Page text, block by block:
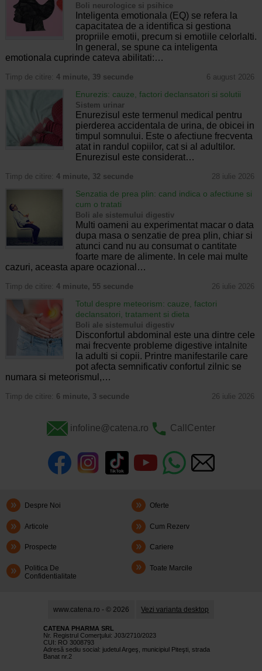
Boli neurologice si psihice
Inteligenta emotionala (EQ) se refera la
capacitatea de a identifica si gestiona
propriile emotii, precum si emotiile celorlalti.
In general, se spune ca inteligenta
emotionala cuprinde cateva abilitati:…
Timp de citire: 4 minute, 39 secunde 6 august 2026
Enurezis: cauze, factori declansatori si solutii
Sistem urinar
Enurezisul este termenul medical pentru
pierderea accidentala de urina, de obicei in
timpul somnului. Este o afectiune frecventa
atat in randul copiilor, cat si al adultilor.
Enurezisul este considerat…
Timp de citire: 4 minute, 32 secunde 28 iulie 2026
Senzatia de prea plin: cand indica o afectiune si
cum o tratati
Boli ale sistemului digestiv
Multi oameni au experimentat macar o data
dupa masa o senzatie de prea plin, chiar si
atunci cand nu au consumat o cantitate
foarte mare de alimente. In cele mai multe
cazuri, aceasta apare ocazional…
Timp de citire: 4 minute, 55 secunde 26 iulie 2026
Totul despre meteorism: cauze, factori
declansatori, tratament si dieta
Boli ale sistemului digestiv
Disconfortul abdominal este una dintre cele
mai frecvente probleme digestive intalnite
la adulti si copii. Printre manifestarile care
pot afecta semnificativ confortul zilnic se
numara si meteorismul,…
Timp de citire: 6 minute, 3 secunde 26 iulie 2026
infoline@catena.ro CallCenter
Despre Noi Oferte
Articole Cum Rezerv
Prospecte Cariere
Politica De
Confidentialitate
Toate Marcile
www.catena.ro - © 2026 Vezi varianta desktop
CATENA PHARMA SRL
Nr. Registrul Comerţului: J03/2710/2023
CUI: RO 3008793
Adresă sediu social: judetul Argeş, municipiul Piteşti, strada
Banat nr.2